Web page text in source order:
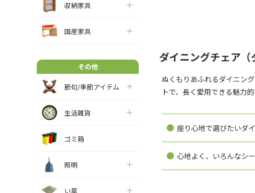
収納家具
国産家具
その他
節句/季節アイテム
生活雑貨
ゴミ箱
照明
い草
ダイニングチェア（
ぬくもりあふれるダイニン
トで、長く愛用できる魅力
座り心地で選びたいダ
心地よく、いろんなシ